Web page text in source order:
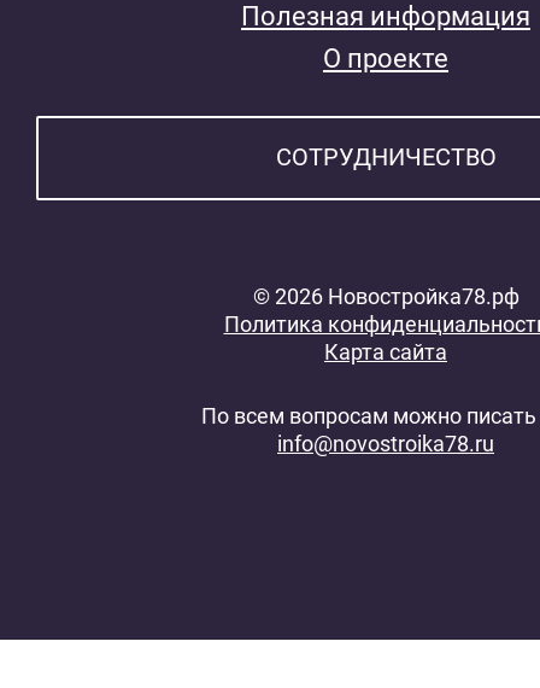
Полезная информация
О проекте
СОТРУДНИЧЕСТВО
© 2026 Новостройка78.рф
Политика
Карта сайта
По всем вопросам можно писать
info@novostroika78.ru